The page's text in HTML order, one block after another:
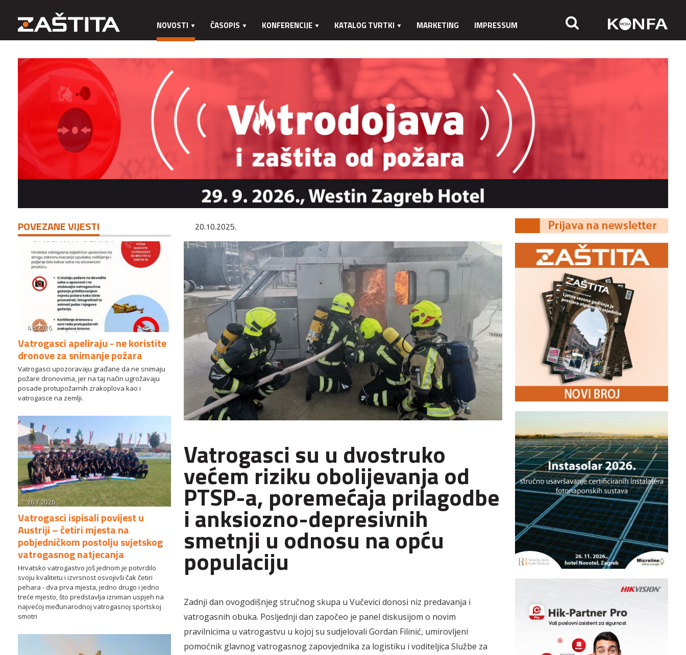
NOVOSTI ČASOPIS KONFERENCIJE KATALOG TVRTKI MARKETING IMPRESSUM
POVEZANE VIJESTI
4.8.2026.
Vatrogasci apeliraju - ne koristite
dronove za snimanje požara
Vatrogasci upozoravaju građane da ne snimaju
požare dronovima, jer na taj način ugrožavaju
posade protupožarnih zrakoplova kao i
vatrogasce na zemlji.
26.7.2026.
Vatrogasci ispisali povijest u
Austriji – četiri mjesta na
pobjedničkom postolju svjetskog
vatrogasnog natjecanja
Hrvatsko vatrogastvo još jednom je potvrdilo
svoju kvalitetu i izvrsnost osvojivši čak četiri
pehara - dva prva mjesta, jedno drugo i jedno
treće mjesto, što predstavlja izniman uspjeh na
najvećoj međunarodnoj vatrogasnoj sportskoj
smotri
20.10.2025.
Vatrogasci su u dvostruko
većem riziku obolijevanja od
PTSP-a, poremećaja prilagodbe
i anksiozno-depresivnih
smetnji u odnosu na opću
populaciju
Zadnji dan ovogodišnjeg stručnog skupa u Vučevici donosi niz predavanja i
vatrogasnih obuka. Posljednji dan započeo je panel diskusijom o novim
pravilnicima u vatrogastvu u kojoj su sudjelovali Gordan Filinić, umirovljeni
pomoćnik glavnog vatrogasnog zapovjednika za logistiku i voditeljica Službe za